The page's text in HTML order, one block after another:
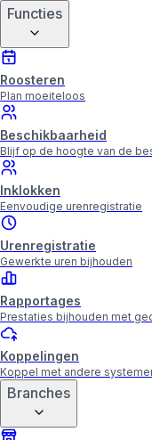
Functies
Roosteren
Plan moeiteloos
Beschikbaarheid
Blijf op de hoogte van de
Inklokken
Eenvoudige urenregistratie
Urenregistratie
Gewerkte uren bijhouden
Rapportages
Prestaties bijhouden met
Koppelingen
Koppel met andere
Branches